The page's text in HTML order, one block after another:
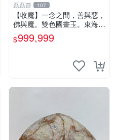
磊磊齋 107
【收魔】一念之間，善與惡，
佛與魔。雙色國畫玉。東海岸
玉石稀美品臺灣花蓮春日產
台灣藍寶石花東玉石總統石金
$999,999